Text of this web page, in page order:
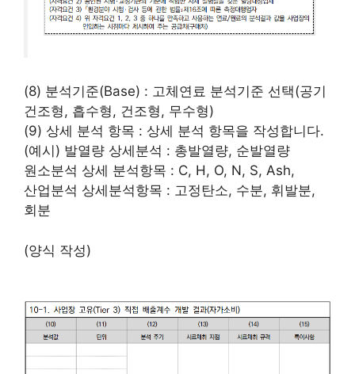
(8) 분석기준(Base) : 고체연료 분석기준 선택(공기
건조형, 흡수형, 건조형, 무수형)
(9) 상세 분석 항목 : 상세 분석 항목을 작성합니다.
(예시) 발열량 상세분석 : 총발열량, 순발열량
원소분석 상세 분석항목 : C, H, O, N, S, Ash,
산업분석 상세분석항목 : 고정탄소, 수분, 휘발분,
회분
(양식 작성)